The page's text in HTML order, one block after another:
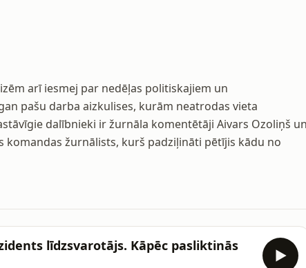
arī iesmej par nedēļas politiskajiem un
pašu darba aizkulises, kurām neatrodas vieta
dalībnieki ir žurnāla komentētāji Aivars Ozoliņš
komandas žurnālists, kurš padziļināti pētījis kādu no
līdzsvarotājs. Kāpēc pasliktinās